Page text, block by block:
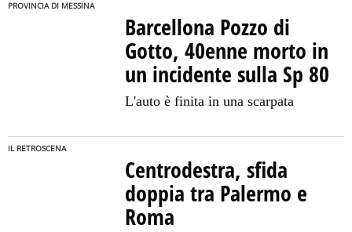
PROVINCIA DI MESSINA
Barcellona Pozzo di
Gotto, 40enne morto in
un incidente sulla Sp 80
L'auto è finita in una scarpata
IL RETROSCENA
Centrodestra, sfida
doppia tra Palermo e
Roma